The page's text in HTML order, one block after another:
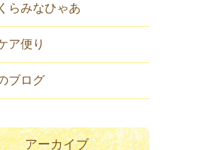
らみなひゃあ
ア便り
ブログ
アーカイブ